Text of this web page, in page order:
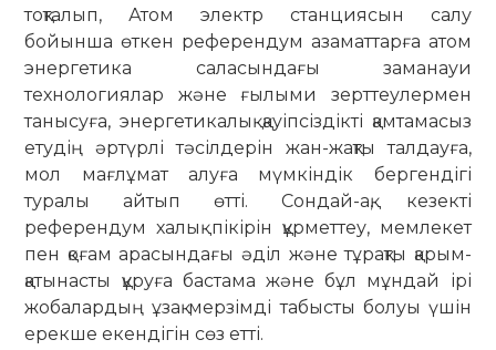
тоқталып, Атом электр станциясын салу
бойынша өткен референдум азаматтарға атом
энергетика саласындағы заманауи
технологиялар және ғылыми зерттеулермен
танысуға, энергетикалық қауіпсіздікті қамтамасыз
етудің әртүрлі тәсілдерін жан-жақты талдауға,
мол мағлұмат алуға мүмкіндік бергендігі
туралы айтып өтті. Сондай-ақ, кезекті
референдум халық пікірін құрметтеу, мемлекет
пен қоғам арасындағы әділ және тұрақты қарым-
қатынасты құруға бастама және бұл мұндай ірі
жобалардың ұзақ мерзімді табысты болуы үшін
ерекше екендігін сөз етті.